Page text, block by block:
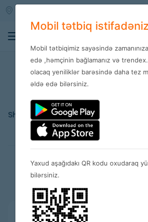
27.07.2025
Share:
Mobil tətbiq
Mobil tətbiqimiz sayəsində
edə ,həmçinin bağlamanız və
olacaq yeniliklər barəsində daha tez
əldə edə bilərsiniz.
Yaxud aşağıdakı QR kodu oxudaraq
bilərsiniz.